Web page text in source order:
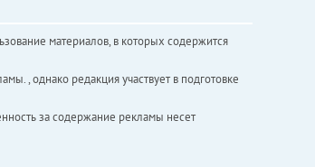
материалов, в которых содержится
, однако редакция участвует в подготовке
за содержание рекламы несет